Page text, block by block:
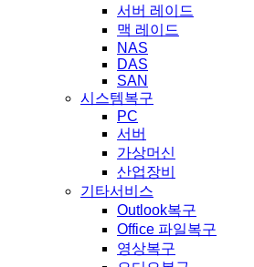
서버 레이드
맥 레이드
NAS
DAS
SAN
시스템복구
PC
서버
가상머신
산업장비
기타서비스
Outlook복구
Office 파일복구
영상복구